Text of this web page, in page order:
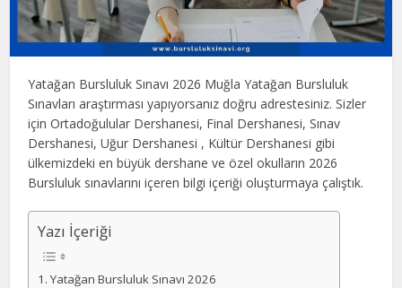
Yatağan Bursluluk Sınavı 2026 Muğla Yatağan Bursluluk
Sınavları araştırması yapıyorsanız doğru adrestesiniz. Sizler
için Ortadoğulular Dershanesi, Final Dershanesi, Sınav
Dershanesi, Uğur Dershanesi , Kültür Dershanesi gibi
ülkemizdeki en büyük dershane ve özel okulların 2026
Bursluluk sınavlarını içeren bilgi içeriği oluşturmaya çalıştık.
Yazı İçeriği
Yatağan Bursluluk Sınavı 2026